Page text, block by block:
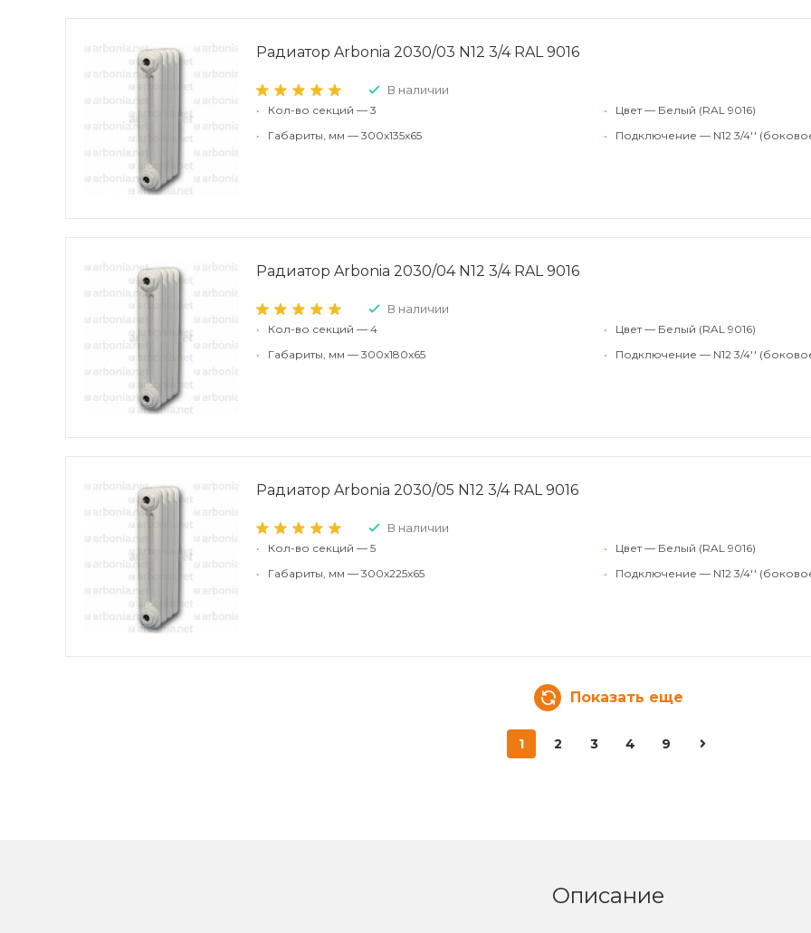
Радиатор Arbonia 2030/03 N12 3/4 RAL 9016
В наличии
•
Кол-во секций — 3
•
Габариты, мм — 300x135x65
•
Цвет — Белый (RAL 9016)
•
Подключение — N12 3/4''
Радиатор Arbonia 2030/04 N12 3/4 RAL 9016
В наличии
•
Кол-во секций — 4
•
Габариты, мм — 300x180x65
•
Цвет — Белый (RAL 9016)
•
Подключение — N12 3/4''
Радиатор Arbonia 2030/05 N12 3/4 RAL 9016
В наличии
•
Кол-во секций — 5
•
Габариты, мм — 300x225x65
•
Цвет — Белый (RAL 9016)
•
Подключение — N12 3/4''
Показать еще
1 2 3 4 9
Описание